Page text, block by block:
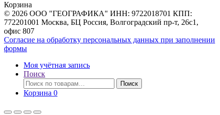
Корзина
© 2026 ООО "ГЕОГРАФИКА" ИНН: 9722018701 КПП:
772201001 Москва, БЦ Россия, Волгоградский пр-т, 26с1,
офис 807
Согласие на обработку персональных данных при заполнении
формы
Моя учётная запись
Поиск
Искать:
Поиск
Корзина 0